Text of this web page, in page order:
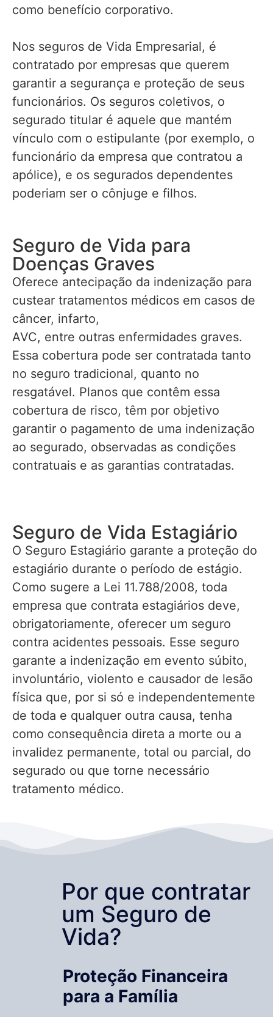
como benefício corporativo.
Nos seguros de Vida Empresarial, é
contratado por empresas que querem
garantir a segurança e proteção de seus
funcionários. Os seguros coletivos, o
segurado titular é aquele que mantém
vínculo com o estipulante (por exemplo, o
funcionário da empresa que contratou a
apólice), e os segurados dependentes
poderiam ser o cônjuge e filhos.
Seguro de Vida para
Doenças Graves
Oferece antecipação da indenização para
custear tratamentos médicos em casos de
câncer, infarto,
AVC, entre outras enfermidades graves.
Essa cobertura pode ser contratada tanto
no seguro tradicional, quanto no
resgatável. Planos que contêm essa
cobertura de risco, têm por objetivo
garantir o pagamento de uma indenização
ao segurado, observadas as condições
contratuais e as garantias contratadas.
Seguro de Vida Estagiário
O Seguro Estagiário garante a proteção do
estagiário durante o período de estágio.
Como sugere a Lei 11.788/2008, toda
empresa que contrata estagiários deve,
obrigatoriamente, oferecer um seguro
contra acidentes pessoais. Esse seguro
garante a indenização em evento súbito,
involuntário, violento e causador de lesão
física que, por si só e independentemente
de toda e qualquer outra causa, tenha
como consequência direta a morte ou a
invalidez permanente, total ou parcial, do
segurado ou que torne necessário
tratamento médico.
Por que contratar
um Seguro de
Vida?
Proteção Financeira
para a Família